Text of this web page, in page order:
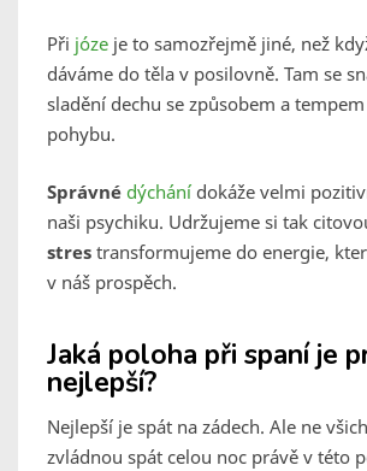
Při józe je to samozřejmě jiné, než
dáváme do těla v posilovně. Tam se
sladění dechu se způsobem a
pohybu.
Správné dýchání dokáže velmi
naši psychiku. Udržujeme si tak
stres transformujeme do energie,
v náš prospěch.
Jaká poloha při spaní je
nejlepší?
Nejlepší je spát na zádech. Ale ne
zvládnou spát celou noc právě v této